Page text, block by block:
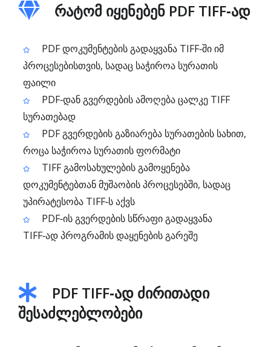
რატომ იყენებენ PDF TIFF‑ად
PDF დოკუმენტების გადაყვანა TIFF‑ში იმ
პროცესებისთვის, სადაც საჭიროა სურათის
ფაილი
PDF‑დან გვერდების ამოღება ცალკე TIFF
სურათებად
PDF გვერდების გაზიარება სურათების სახით,
როცა საჭიროა სურათის ფორმატი
TIFF გამოსახულების გამოყენება
დოკუმენტებთან მუშაობის პროცესებში, სადაც
უპირატესობა TIFF‑ს აქვს
PDF‑ის გვერდების სწრაფი გადაყვანა
TIFF‑ად პროგრამის დაყენების გარეშე
PDF TIFF‑ად ძირითადი
შესაძლებლობები